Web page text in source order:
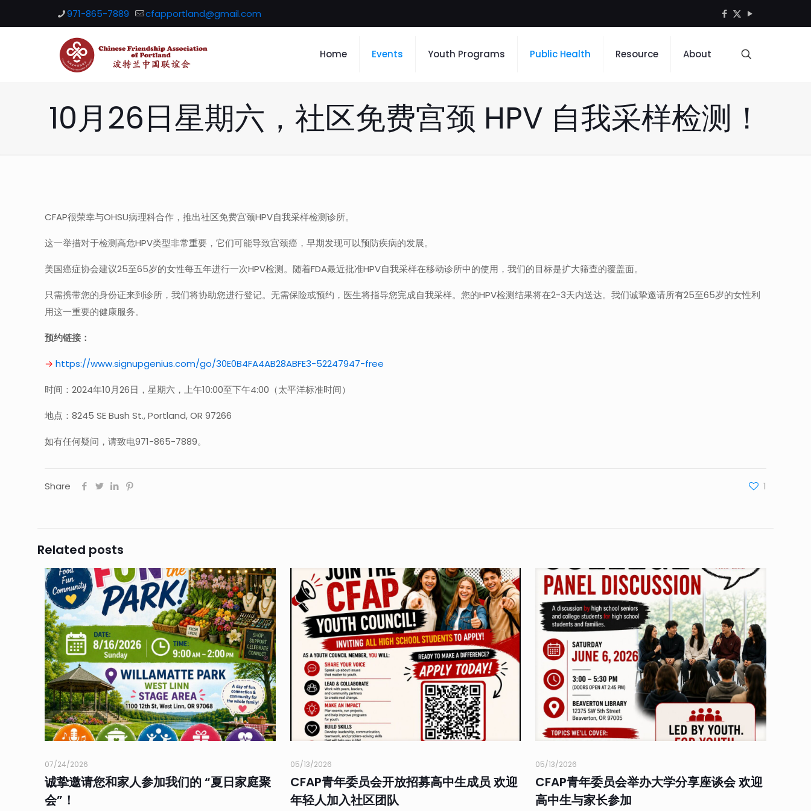
971-865-7889 cfapportland@gmail.com
Home Events Youth Programs Public Health Resource About
10月26日星期六，社区免费宫颈 HPV 自我采样检测！
CFAP很荣幸与OHSU病理科合作，推出社区免费宫颈HPV自我采样检测诊所。
这一举措对于检测高危HPV类型非常重要，它们可能导致宫颈癌，早期发现可以预防疾病的发展。
美国癌症协会建议25至65岁的女性每五年进行一次HPV检测。随着FDA最近批准HPV自我采样在移动诊所中的使用，我们的目标是扩大筛查的覆盖面。
只需携带您的身份证来到诊所，我们将协助您进行登记。无需保险或预约，医生将指导您完成自我采样。您的HPV检测结果将在2-3天内送达。我们诚挚邀请所有25至65岁的女性利
用这一重要的健康服务。
预约链接：
→ https://www.signupgenius.com/go/30E0B4FA4AB28ABFE3-52247947-free
时间：2024年10月26日，星期六，上午10:00至下午4:00（太平洋标准时间）
地点：8245 SE Bush St., Portland, OR 97266
如有任何疑问，请致电971-865-7889。
Share 1
Related posts
07/24/2026
诚挚邀请您和家人参加我们的 “夏日家庭聚
会”！
05/13/2026
CFAP青年委员会开放招募高中生成员 欢迎
年轻人加入社区团队
05/13/2026
CFAP青年委员会举办大学分享座谈会 欢迎
高中生与家长参加